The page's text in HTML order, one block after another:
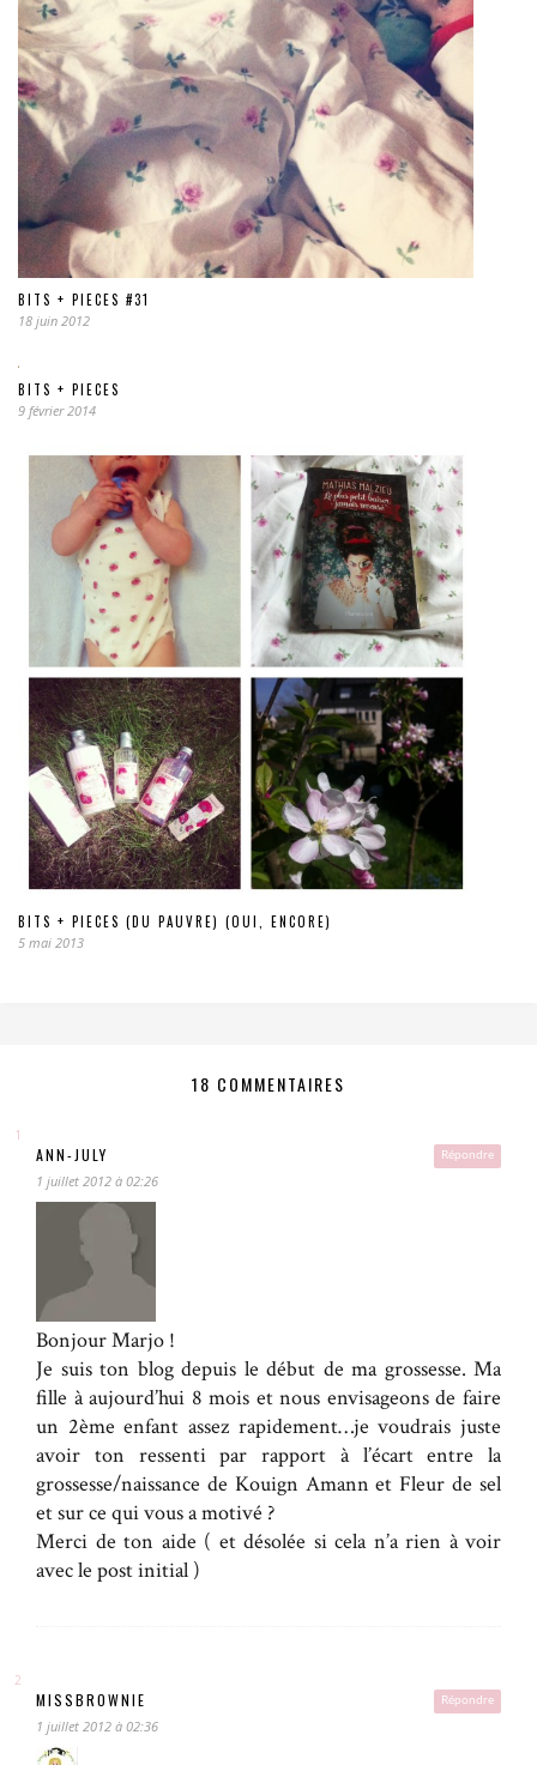
BITS + PIECES #31
18 juin 2012
BITS + PIECES
9 février 2014
BITS + PIECES (DU PAUVRE) (OUI, ENCORE)
5 mai 2013
18 COMMENTAIRES
Répondre
ANN-JULY
1 juillet 2012 à 02:26
Bonjour Marjo !
Je suis ton blog depuis le début de ma grossesse. Ma
fille à aujourd’hui 8 mois et nous envisageons de faire
un 2ème enfant assez rapidement…je voudrais juste
avoir ton ressenti par rapport à l’écart entre la
grossesse/naissance de Kouign Amann et Fleur de sel
et sur ce qui vous a motivé ?
Merci de ton aide ( et désolée si cela n’a rien à voir
avec le post initial )
Répondre
MISSBROWNIE
1 juillet 2012 à 02:36